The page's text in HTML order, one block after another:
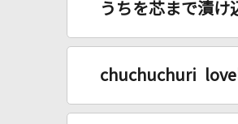
うちを芯まで漬け
chuchuchuri